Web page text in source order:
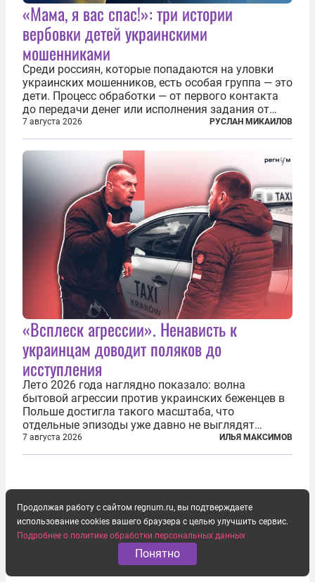
«Мама, я вас спас!»: три истории
вербовки детей украинскими
мошенниками
Среди россиян, которые попадаются на уловки
украинских мошенников, есть особая группа — это
дети. Процесс обработки — от первого контакта
до передачи денег или исполнения задания от
кураторов может занять от двух часов до
нескольких месяцев. Детей превращают в
послушных исполнителей, которые...
7 августа 2026 РУСЛАН МИКАИЛОВ
«Всплеск агрессии». Ненависть к
украинцам доводит поляков до
исступления
Лето 2026 года наглядно показало: волна
бытовой агрессии против украинских беженцев в
Польше достигла такого масштаба, что
отдельные эпизоды уже давно не выглядят
случайными. Поляки, судя по происходящему,
буквально теряют рассудок от ненависти к
7 августа 2026 ИЛЬЯ МАКСИМОВ
Продолжая работу с сайтом regnum.ru, вы подтверждаете
использование cookies вашего браузера с целью улучшить сервис.
Подробнее о политике обработки персональных данных
Понятно